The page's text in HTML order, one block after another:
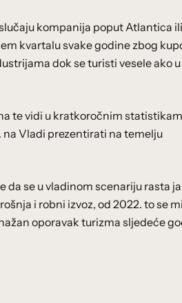
kompanija poput Atlantica ili
kvartalu svake godine zbog
dok se turisti vesele ako u
te vidi u kratkoročnim
Vladi prezentirati na temelju
da se u vladinom scenariju rasta
i robni izvoz, od 2022. to se
oporavak turizma sljedeće